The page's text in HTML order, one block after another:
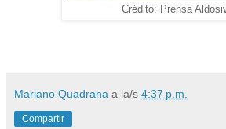
Crédito: Prensa
Mariano Quadrana a la/s 4:37 p.m.
Compartir